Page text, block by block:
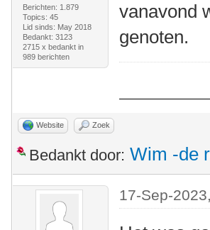
Berichten: 1.879
Topics: 45
Lid sinds: May 2018
Bedankt: 3123
2715 x bedankt in
989 berichten
vanavond
genoten.
Website Zoek
Bedankt door: Wim -de
17-Sep-